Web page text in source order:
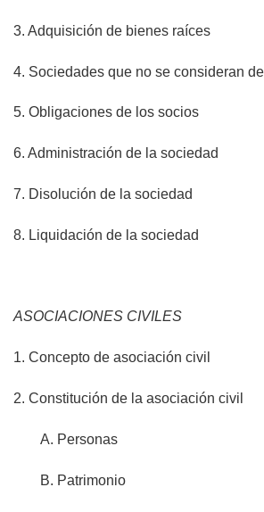
3. Adquisición de bienes raíces
4. Sociedades que no se consideran
5. Obligaciones de los socios
6. Administración de la sociedad
7. Disolución de la sociedad
8. Liquidación de la sociedad
ASOCIACIONES CIVILES
1. Concepto de asociación civil
2. Constitución de la asociación civil
A. Personas
B. Patrimonio